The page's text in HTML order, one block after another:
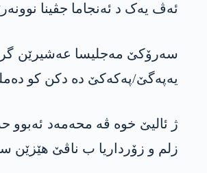
ئەڤ یەک د ئەنجاما جڤینا
سەرۆکێ مەجلیسا عه‌شیرێن
یه‌په‌گێ/په‌كه‌كێ دە دكن كو
ژ ئالیێ خوە ڤە محەمەد ئەبوو
زلم و زۆرداریا ب ناڤێ هێزێن